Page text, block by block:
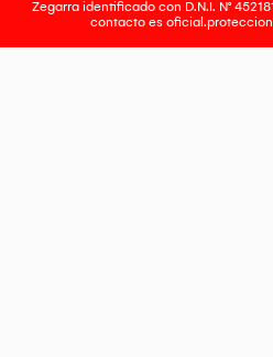
Zegarra identificado con D.N.I. N°
contacto es